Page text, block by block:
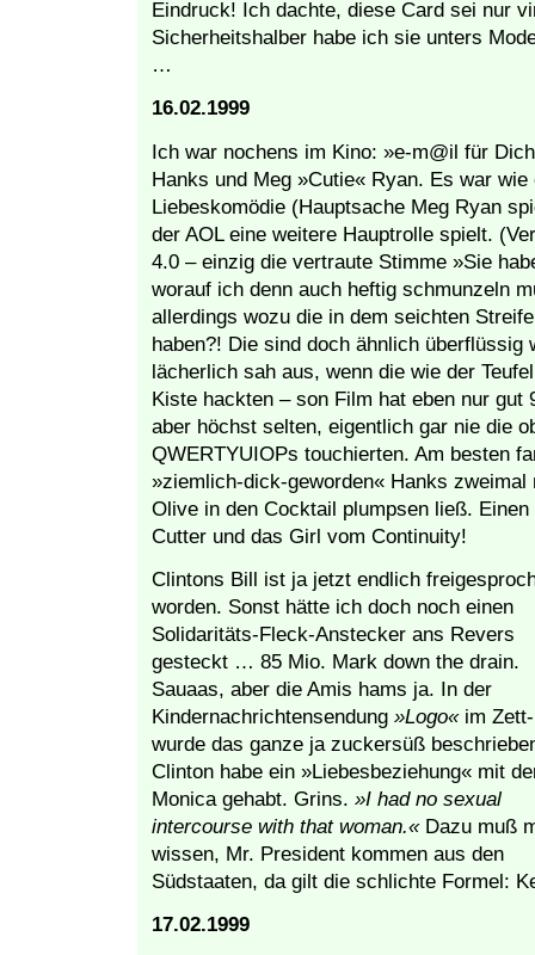
Eindruck! Ich dachte, diese Card sei nur
Sicherheitshalber habe ich sie unters
…
16.02.1999
Ich war nochens im Kino: »e-m@il für
Hanks und Meg »Cutie« Ryan. Es war
Liebeskomödie (Hauptsache Meg Ryan
der AOL eine weitere Hauptrolle spielt.
4.0 – einzig die vertraute Stimme »Sie
worauf ich denn auch heftig schmunzeln
allerdings wozu die in dem seichten
haben?! Die sind doch ähnlich überflüssig
lächerlich sah aus, wenn die wie der
Kiste hackten – son Film hat eben nur gut
aber höchst selten, eigentlich gar nie die
QWERTYUIOPs touchierten. Am besten
»ziemlich-dick-geworden« Hanks zweimal
Olive in den Cocktail plumpsen ließ.
Cutter und das Girl vom Continuity!
Clintons Bill ist ja jetzt endlich
worden. Sonst hätte ich doch noch einen
Solidaritäts-Fleck-Anstecker ans Revers
gesteckt … 85 Mio. Mark down the drain.
Sauaas, aber die Amis hams ja. In der
Kindernachrichtensendung »Logo«im
wurde das ganze ja zuckersüß
Clinton habe ein »Liebesbeziehung« mit
Monica gehabt. Grins. »I had no sexual
intercourse with that woman.«Dazu muß
wissen, Mr. President kommen aus den
Südstaaten, da gilt die schlichte Formel:
17.02.1999